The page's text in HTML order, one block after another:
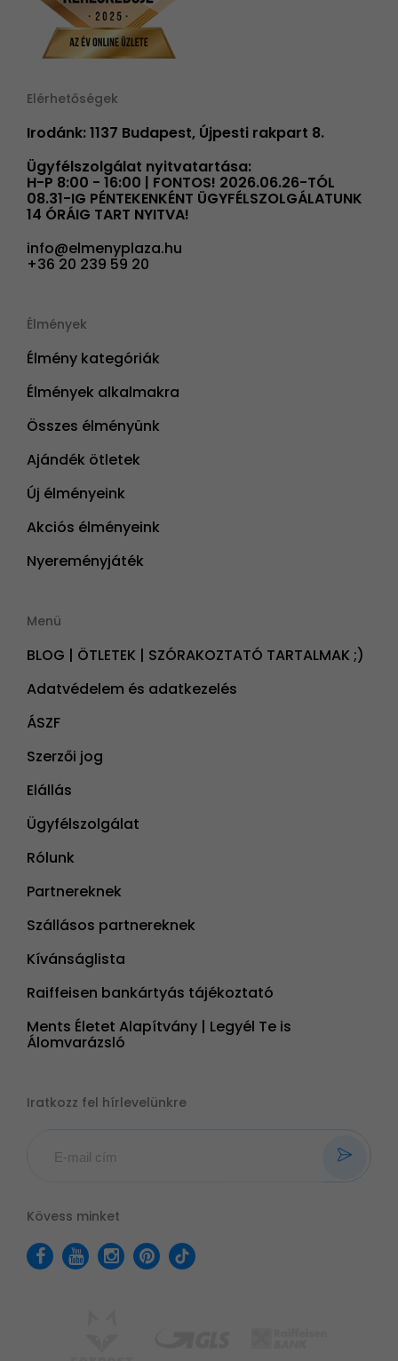
Elérhetőségek
Irodánk: 1137 Budapest, Újpesti rakpart 8.
Ügyfélszolgálat nyitvatartása:
H-P 8:00 - 16:00 | FONTOS! 2026.06.26-TÓL
08.31-IG PÉNTEKENKÉNT ÜGYFÉLSZOLGÁLATUNK
14 ÓRÁIG TART NYITVA!
info@elmenyplaza.hu
+36 20 239 59 20
Élmények
Élmény kategóriák
Élmények alkalmakra
Összes élményünk
Ajándék ötletek
Új élményeink
Akciós élményeink
Nyereményjáték
Menü
BLOG | ÖTLETEK | SZÓRAKOZTATÓ TARTALMAK ;)
Adatvédelem és adatkezelés
ÁSZF
Szerzői jog
Elállás
Ügyfélszolgálat
Rólunk
Partnereknek
Szállásos partnereknek
Kívánságlista
Raiffeisen bankártyás tájékoztató
Ments Életet Alapítvány | Legyél Te is
Álomvarázsló
Iratkozz fel hírlevelünkre
Kövess minket